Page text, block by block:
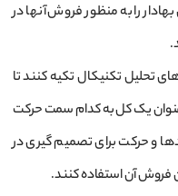
را به منظور فروش آنها در
تکنیکال تکیه کنند تا
عنوان یک کل به کدام سمت حرکت
و حرکت برای تصمیم گیری در
فروش آن استفاده کنند.